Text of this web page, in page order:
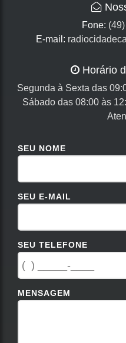
Fone:
E-mail:
Horário
Segunda à Sexta das
Sábado das 08:00 às
SEU NOME
SEU E-MAIL
SEU TELEFONE
MENSAGEM